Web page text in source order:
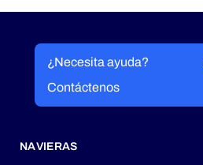
¿Necesita ayuda?
Contáctenos
NAVIERAS